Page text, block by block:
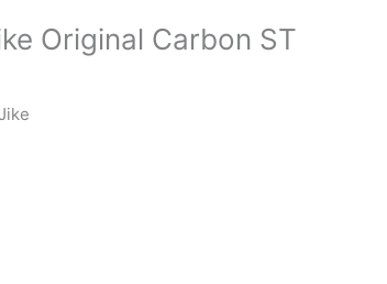
Original Carbon ST